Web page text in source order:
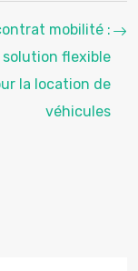
mobilité :
solution flexible
la location de
véhicules